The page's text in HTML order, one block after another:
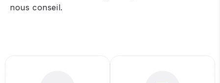
nous conseil.